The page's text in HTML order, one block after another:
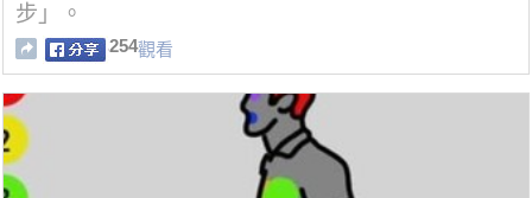
步」。
254觀看